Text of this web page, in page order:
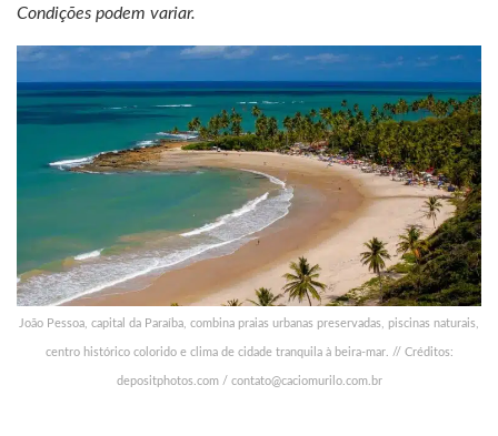
Condições podem variar.
João Pessoa, capital da Paraíba, combina praias urbanas preservadas, piscinas naturais,
centro histórico colorido e clima de cidade tranquila à beira-mar. // Créditos:
depositphotos.com / contato@caciomurilo.com.br